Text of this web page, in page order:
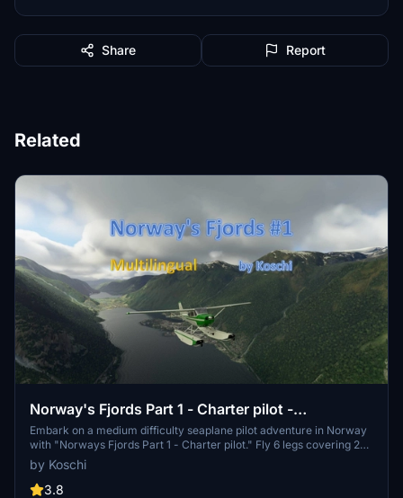
Share Report
Related
Norway's Fjords Part 1 - Charter pilot -
MULTILINGUAL
Embark on a medium difficulty seaplane pilot adventure in Norway
with "Norways Fjords Part 1 - Charter pilot." Fly 6 legs covering 261
NM in a Cessna Skyhawk G1000 Amphibian, landing on water
landing fields. Available in multiple languages, this add-on offers an
immersive experience with stunning Norwegian nature and
by Koschi
3.8